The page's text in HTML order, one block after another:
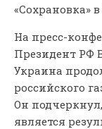
«Сохрановка»
На пресс-
Президент РФ
Украина
российского
Он
является